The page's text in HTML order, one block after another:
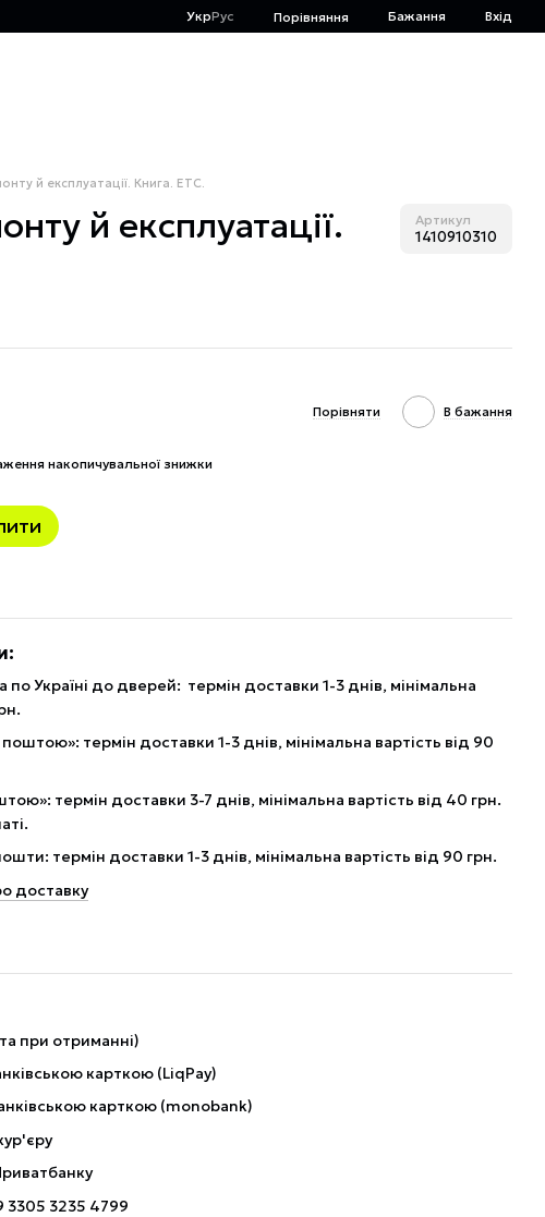
УкрРус Порівняння Бажання Вхід
й експлуатації. Книга. ЕТС.
й експлуатації.
Артикул
1410910310
Порівняти В бажання
накопичувальної знижки
Україні до дверей: термін доставки 1-3 днів, мінімальна
термін доставки 1-3 днів, мінімальна вартість від 90
термін доставки 3-7 днів, мінімальна вартість від 40 грн.
термін доставки 1-3 днів, мінімальна вартість від 90 грн.
доставку
при отриманні)
карткою (LiqPay)
карткою (monobank)
3305 3235 4799